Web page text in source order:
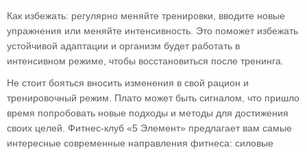
Как избежать: регулярно меняйте тренировки, вводите новые
упражнения или меняйте интенсивность. Это поможет избежать
устойчивой адаптации и организм будет работать в
интенсивном режиме, чтобы восстановиться после тренинга.
Не стоит бояться вносить изменения в свой рацион и
тренировочный режим. Плато может быть сигналом, что пришло
время попробовать новые подходы и методы для достижения
своих целей. Фитнес-клуб «5 Элемент» предлагает вам самые
интересные современные направления фитнеса: силовые